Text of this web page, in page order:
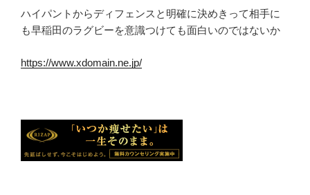
ハイパントからディフェンスと明確に決めきって相手に
も早稲田のラグビーを意識つけても面白いのではないか
https://www.xdomain.ne.jp/